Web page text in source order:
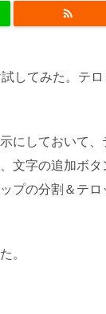

してみた。テ
にしておいて
文字の追加ボ
プの分割＆テロ
。